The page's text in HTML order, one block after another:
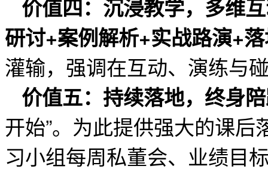
价值四：沉浸教学，多维
研讨+案例解析+实战路演+
灌输，强调在互动、演练与
价值五：持续落地，终身
开始”。为此提供强大的课
习小组每周私董会、业绩目